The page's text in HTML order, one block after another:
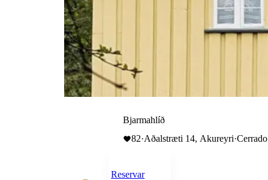
Bjarmahlíð
82·Aðalstræti 14, Akureyri·Cerrado
Reservar